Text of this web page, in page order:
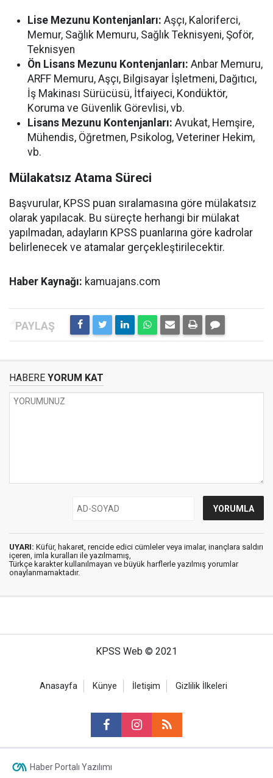
Lise Mezunu Kontenjanları: Aşçı, Kaloriferci,
Memur, Sağlık Memuru, Sağlık Teknisyeni, Şoför,
Teknisyen
Ön Lisans Mezunu Kontenjanları: Anbar Memuru,
ARFF Memuru, Aşçı, Bilgisayar İşletmeni, Dağıtıcı,
İş Makinası Sürücüsü, İtfaiyeci, Kondüktör,
Koruma ve Güvenlik Görevlisi, vb.
Lisans Mezunu Kontenjanları: Avukat, Hemşire,
Mühendis, Öğretmen, Psikolog, Veteriner Hekim,
vb.
Mülakatsız Atama Süreci
Başvurular, KPSS puan sıralamasına göre mülakatsız
olarak yapılacak. Bu süreçte herhangi bir mülakat
yapılmadan, adayların KPSS puanlarına göre kadrolar
belirlenecek ve atamalar gerçekleştirilecektir.
Haber Kaynağı: kamuajans.com
HABERE YORUM KAT
UYARI: Küfür, hakaret, rencide edici cümleler veya imalar, inançlara saldırı
içeren, imla kuralları ile yazılmamış,
Türkçe karakter kullanılmayan ve büyük harflerle yazılmış yorumlar
onaylanmamaktadır.
KPSS Web © 2021
Anasayfa Künye İletişim Gizlilik İlkeleri
Haber Portalı Yazılımı